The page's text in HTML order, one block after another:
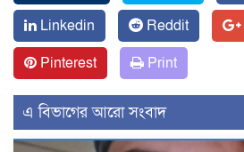
Linkedin
Reddit
Pinterest
Print
এ বিভাগের আরো সংবাদ